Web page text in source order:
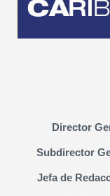
Director
Subdirector
Jefa de